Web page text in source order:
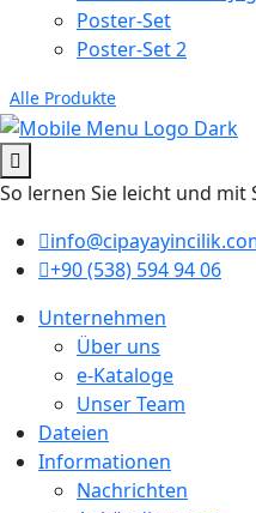
Poster-Set
Poster-Set 2
Alle Produkte
So lernen Sie leicht und mit
+90 (538) 594 94 06
Unternehmen
Über uns
e-Kataloge
Unser Team
Dateien
Informationen
Nachrichten